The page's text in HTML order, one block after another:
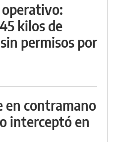
operativo:
kilos de
permisos por
en contramano
interceptó en